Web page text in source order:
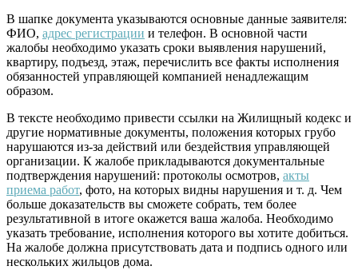
В шапке документа указываются основные данные заявителя:
ФИО, адрес регистрации и телефон. В основной части
жалобы необходимо указать сроки выявления нарушений,
квартиру, подъезд, этаж, перечислить все факты исполнения
обязанностей управляющей компанией ненадлежащим
образом.
В тексте необходимо привести ссылки на Жилищный кодекс и
другие нормативные документы, положения которых грубо
нарушаются из-за действий или бездействия управляющей
организации. К жалобе прикладываются документальные
подтверждения нарушений: протоколы осмотров, акты
приема работ, фото, на которых видны нарушения и т. д. Чем
больше доказательств вы сможете собрать, тем более
результативной в итоге окажется ваша жалоба. Необходимо
указать требование, исполнения которого вы хотите добиться.
На жалобе должна присутствовать дата и подпись одного или
нескольких жильцов дома.